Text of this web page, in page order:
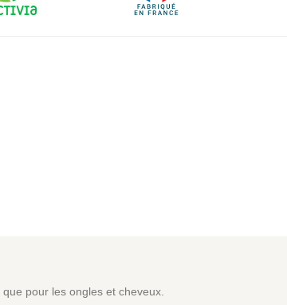
pour les ongles et cheveux.